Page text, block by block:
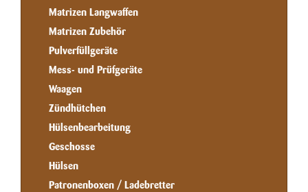
Matrizen Langwaffen
Matrizen Zubehör
Pulverfüllgeräte
Mess- und Prüfgeräte
Waagen
Zündhütchen
Hülsenbearbeitung
Geschosse
Hülsen
Patronenboxen / Ladebretter